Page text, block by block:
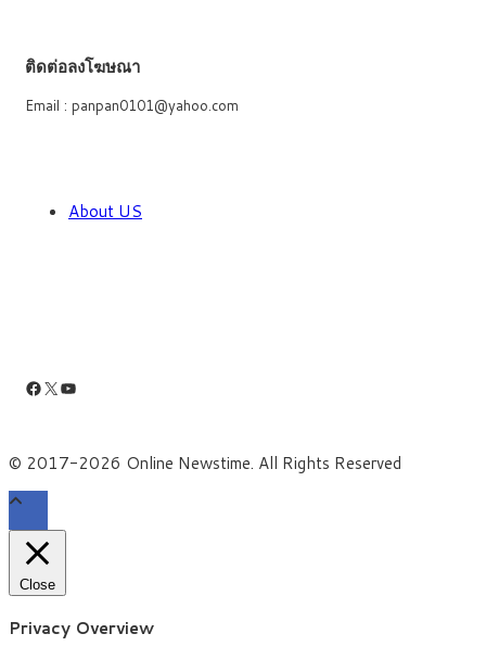
ติดต่อลงโฆษณา
Email : panpan0101@yahoo.com
About US
Facebook
X YouTube
© 2017-2026 Online Newstime. All Rights Reserved
Close
Privacy Overview